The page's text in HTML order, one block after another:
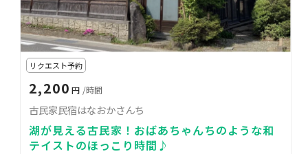
リクエスト予約
2,200 円 /時間
古民家民宿はなおかさんち
湖が見える古民家！おばあちゃんちのような和
テイストのほっこり時間♪